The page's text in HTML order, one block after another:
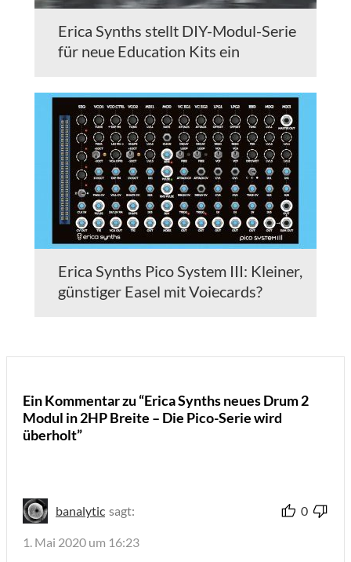
Erica Synths stellt DIY-Modul-Serie
für neue Education Kits ein
Erica Synths Pico System III: Kleiner,
günstiger Easel mit Voiecards?
Ein Kommentar zu “Erica Synths neues Drum 2
Modul in 2HP Breite – Die Pico-Serie wird
überholt”
banalytic sagt: 0
1. Mai 2020 um 16:23